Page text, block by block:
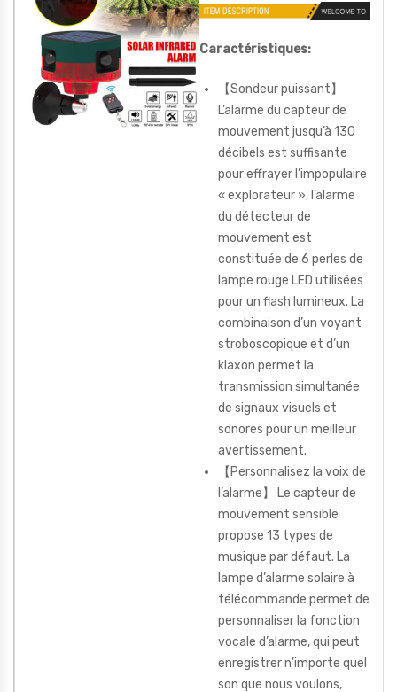
Caractéristiques:
【Sondeur puissant】
L’alarme du capteur de
mouvement jusqu’à 130
décibels est suffisante
pour effrayer l’impopulaire
« explorateur », l’alarme
du détecteur de
mouvement est
constituée de 6 perles de
lampe rouge LED utilisées
pour un flash lumineux. La
combinaison d’un voyant
stroboscopique et d’un
klaxon permet la
transmission simultanée
de signaux visuels et
sonores pour un meilleur
avertissement.
【Personnalisez la voix de
l’alarme】 Le capteur de
mouvement sensible
propose 13 types de
musique par défaut. La
lampe d’alarme solaire à
télécommande permet de
personnaliser la fonction
vocale d’alarme, qui peut
enregistrer n’importe quel
son que nous voulons,